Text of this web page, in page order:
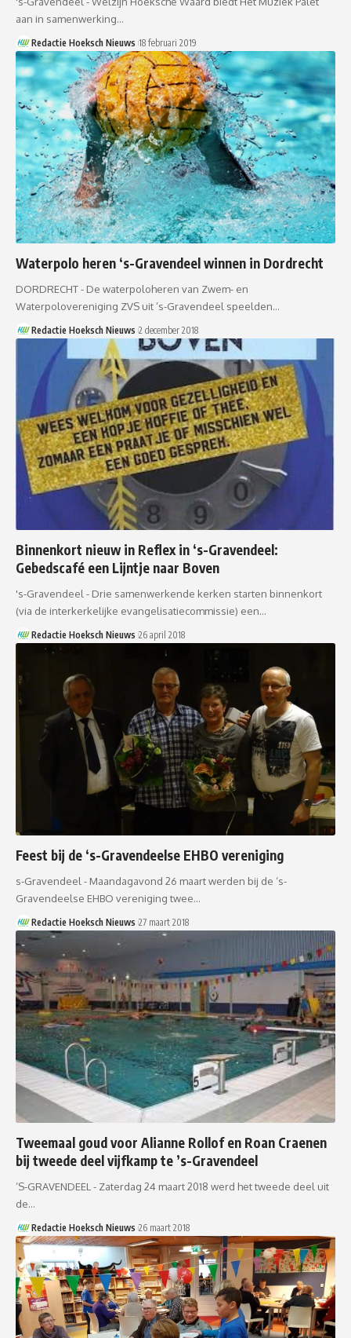
aan in samenwerking…
Redactie Hoeksch Nieuws 18 februari 2019
Waterpolo heren ‘s-Gravendeel winnen in Dordrecht
DORDRECHT - De waterpoloheren van Zwem- en
Waterpolovereniging ZVS uit ’s-Gravendeel speelden…
Redactie Hoeksch Nieuws 2 december 2018
Binnenkort nieuw in Reflex in ‘s-Gravendeel:
Gebedscafé een Lijntje naar Boven
's-Gravendeel - Drie samenwerkende kerken starten binnenkort
(via de interkerkelijke evangelisatiecommissie) een…
Redactie Hoeksch Nieuws 26 april 2018
Feest bij de ‘s-Gravendeelse EHBO vereniging
s-Gravendeel - Maandagavond 26 maart werden bij de ‘s-
Gravendeelse EHBO vereniging twee…
Redactie Hoeksch Nieuws 27 maart 2018
Tweemaal goud voor Alianne Rollof en Roan Craenen
bij tweede deel vijfkamp te ’s-Gravendeel
’S-GRAVENDEEL - Zaterdag 24 maart 2018 werd het tweede deel uit
de…
Redactie Hoeksch Nieuws 26 maart 2018